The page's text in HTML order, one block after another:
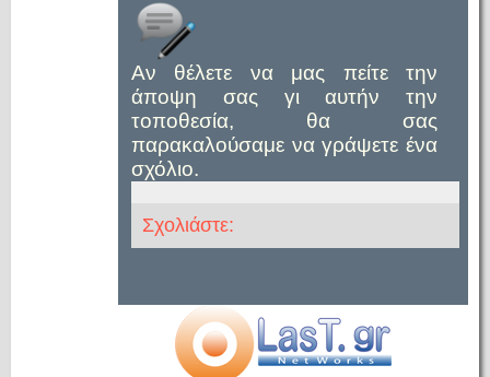
Αν θέλετε να μας πείτε την
άποψη σας γι αυτήν την
τοποθεσία, θα σας
παρακαλούσαμε να γράψετε ένα
σχόλιο.
Σχολιάστε: